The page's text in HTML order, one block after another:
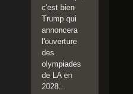
c'est bien
Trump qui
annoncera
l'ouverture
des
olympiades
de LA en
2028...